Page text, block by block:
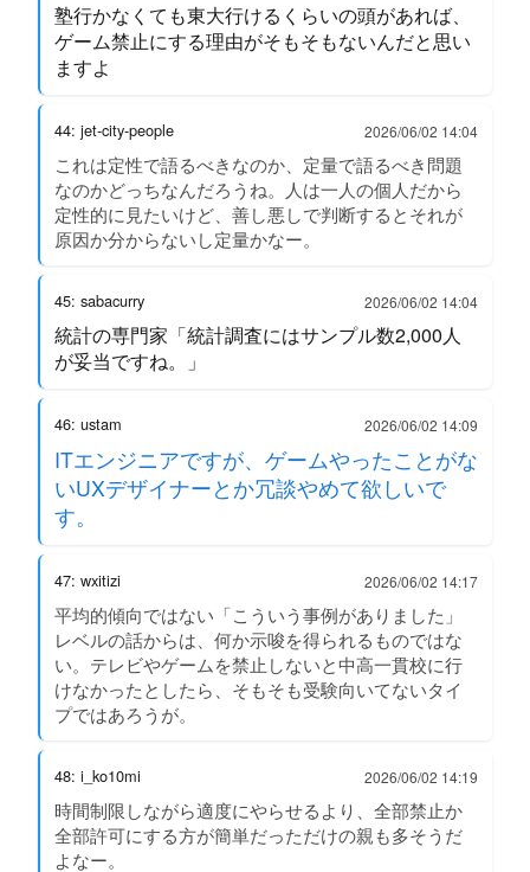
塾行かなくても東大行けるくらいの頭があれば、
ゲーム禁止にする理由がそもそもないんだと思い
ますよ
44: jet-city-people 2026/06/02 14:04
これは定性で語るべきなのか、定量で語るべき問題
なのかどっちなんだろうね。人は一人の個人だから
定性的に見たいけど、善し悪しで判断するとそれが
原因か分からないし定量かなー。
45: sabacurry 2026/06/02 14:04
統計の専門家「統計調査にはサンプル数2,000人
が妥当ですね。」
46: ustam 2026/06/02 14:09
ITエンジニアですが、ゲームやったことがな
いUXデザイナーとか冗談やめて欲しいで
す。
47: wxitizi 2026/06/02 14:17
平均的傾向ではない「こういう事例がありました」
レベルの話からは、何か示唆を得られるものではな
い。テレビやゲームを禁止しないと中高一貫校に行
けなかったとしたら、そもそも受験向いてないタイ
プではあろうが。
48: i_ko10mi 2026/06/02 14:19
時間制限しながら適度にやらせるより、全部禁止か
全部許可にする方が簡単だっただけの親も多そうだ
よなー。